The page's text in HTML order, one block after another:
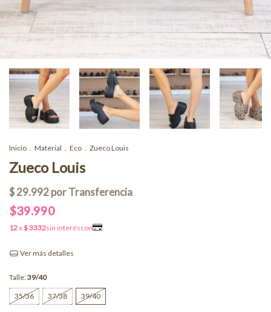
Inicio . Material . Eco . Zueco Louis
Zueco Louis
$39.990
Ver más detalles
Talle:39/40
35/36 37/38 39/40